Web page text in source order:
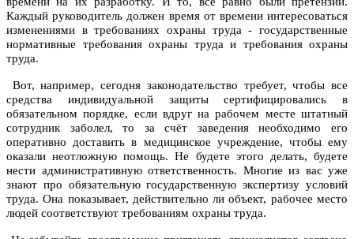
Каждый руководитель должен время от времени интересоваться
изменениями в требованиях охраны труда - государственные
нормативные требования охраны труда и требования охраны
труда.
Вот, например, сегодня законодательство требует, чтобы все
средства индивидуальной защиты сертифицировались в
обязательном порядке, если вдруг на рабочем месте штатный
сотрудник заболел, то за счёт заведения необходимо его
оперативно доставить в медицинское учреждение, чтобы ему
оказали неотложную помощь. Не будете этого делать, будете
нести административную ответственность. Многие из вас уже
знают про обязательную государственную экспертизу условий
труда. Она показывает, действительно ли объект, рабочее место
людей соответствуют требованиям охраны труда.